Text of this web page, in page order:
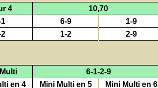
4
10,70
6-9
1-9
1-2 2-9
6-1-2-9
en 4
Mini Multi en 5
Mini Multi en 6